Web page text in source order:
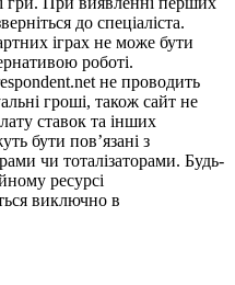
до спеціаліста.
іграх не може бути
роботі.
не проводить
гроші, також сайт не
ставок та інших
бути пов’язані з
чи тоталізаторами. Будь-
ресурсі
виключно в